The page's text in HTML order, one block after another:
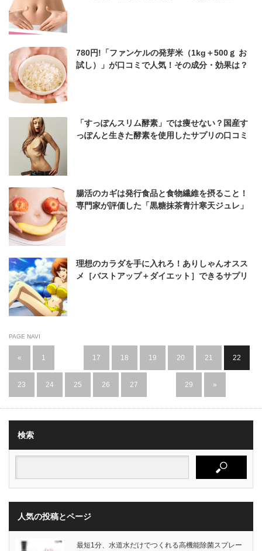
780円!「ファンケルの発芽米（1kg＋500ｇ お
試し）」が口コミで人気！その成分・効果は？
「すっぽんスリム酵素」では痩せない？国産す
っぽんと生きた酵素を使用したサプリの口コミ
腸活のカギは発行食品と食物繊維を摂ること！
専門家が評価した「黒糖抹茶青汁寒天ジュレ」
理想のカラダを手に入れろ！ありしゃんオスス
メ［バストアップ＋ダイエット］できるサプリ
PAGE NAVI
« 1 17 18 19 20 21 22
23 24 25 26 27 29 »
検索
人気の投稿とページ
最短1分、水道水だけでつくれる高機能除菌スプレー